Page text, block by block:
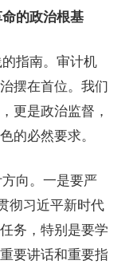
的政治根基
指南。审计机
摆在首位。我们
更是政治监督，
的必然要求。
向。一是要严
彻习近平新时代
务，特别是要学
要讲话和重要指